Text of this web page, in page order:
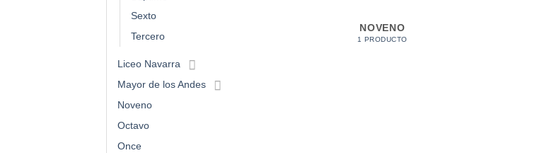
Sexto
Tercero
Liceo Navarra
Mayor de los Andes
Noveno
Octavo
Once
NOVENO
1 PRODUCTO